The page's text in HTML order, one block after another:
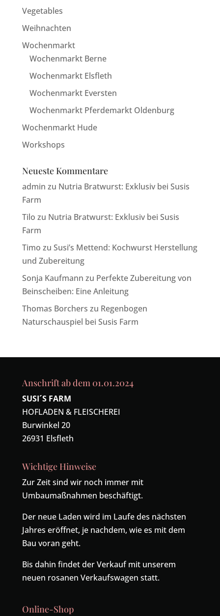
Vegetables
Weihnachten
Wochenmarkt
Wochenmarkt Berne
Wochenmarkt Elsfleth
Wochenmarkt Eversten
Wochenmarkt Pferdemarkt Oldenburg
Wochenmarkt Hude
Workshops
Neueste Kommentare
admin zu Nutria Bratwurst: Exklusiv bei Susis
Farm
Tilo zu Nutria Bratwurst: Exklusiv bei Susis
Farm
Timo zu Susi’s Mettend: Kochwurst Herstellung
und Zubereitung
Sonja Kaufmann zu Perfekte Zubereitung von
Beinscheiben: Eine Anleitung
Thomas Borchers zu Regenbogen
Naturschauspiel bei Susis Farm
Anschrift ab dem 01.01.2024
SUSI´S FARM
HOFLADEN & FLEISCHEREI
Burwinkel 20
26931 Elsfleth
Wichtige Hinweise
Zur Zeit sind wir noch immer mit
Umbaumaßnahmen beschäftigt.
Der neue Laden wird im Laufe des nächsten
Jahres eröffnet, je nachdem, wie es mit dem
Bau voran geht.
Bis dahin findet der Verkauf mit unserem
neuen rosanen Verkaufswagen statt.
Online-Shop